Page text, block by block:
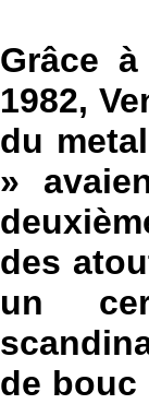
Grâce
1982,
du
»
des
un
de bouc